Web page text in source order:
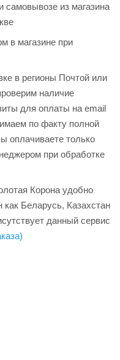
самовывозе из магазина
в магазине при
в регионы Почтой или
наличие
для оплаты на email
по факту полной
оплачиваете только
при обработке
Корона удобно
как Беларусь, Казахстан
данный сервис